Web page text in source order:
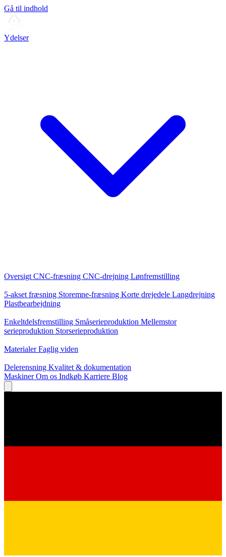
Gå til indhold
Ydelser
Oversigt CNC-fræsning CNC-drejning Lønfremstilling
5-akset fræsning Storemne-fræsning Korte drejedele Langdrejning
Plastbearbejdning
Enkeltdelsfremstilling Småserieproduktion Mellemstor
serieproduktion Storserieproduktion
MaterialerFaglig viden
Delerensning Kvalitet & dokumentation
MaskinerOm os Indkøb Karriere Blog